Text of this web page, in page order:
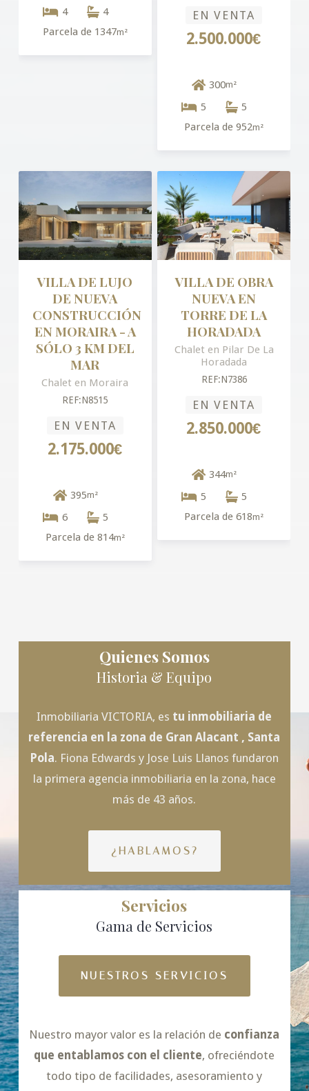
4
4
Parcela de 1347m²
EN VENTA
2.500.000€
300m²
5
5
Parcela de 952m²
VILLA DE LUJO
DE NUEVA
CONSTRUCCIÓN
EN MORAIRA - A
SÓLO 3 KM DEL
MAR
Chalet en Moraira
REF:N8515
EN VENTA
2.175.000€
395m²
6
5
Parcela de 814m²
VILLA DE OBRA
NUEVA EN
TORRE DE LA
HORADADA
Chalet en Pilar De La
Horadada
REF:N7386
EN VENTA
2.850.000€
344m²
5
5
Parcela de 618m²
Quienes Somos
Historia & Equipo
Inmobiliaria VICTORIA, es tu inmobiliaria de
referencia en la zona de Gran Alacant , Santa
Pola. Fiona Edwards y Jose Luis Llanos fundaron
la primera agencia inmobiliaria en la zona, hace
más de 43 años.
¿HABLAMOS?
Servicios
Gama de Servicios
NUESTROS SERVICIOS
Nuestro mayor valor es la relación de confianza
que entablamos con el cliente, ofreciéndote
todo tipo de facilidades, asesoramiento y